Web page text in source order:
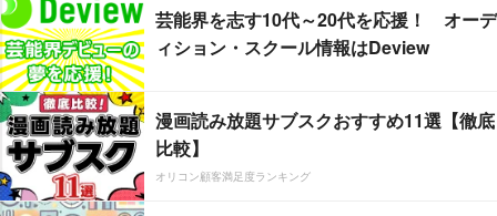
芸能界を志す10代～20代を応援！ オーデ
ィション・スクール情報はDeview
漫画読み放題サブスクおすすめ11選【徹底
比較】
オリコン顧客満足度ランキング